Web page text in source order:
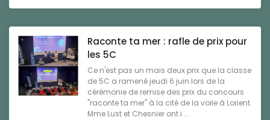
Raconte ta mer : rafle de prix pour
les 5C
Ce n'est pas un mais deux prix que la classe
de 5C a ramené jeudi 6 juin lors de la
cérémonie de remise des prix du concours
"raconte ta mer" à la cité de la voile à Lorient.
Mme Lust et Chesnier ont i ...